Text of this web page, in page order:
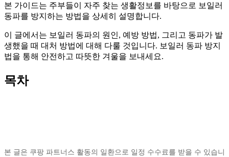
본 가이드는 주부들이 자주 찾는 생활정보를 바탕으로 보일러
동파를 방지하는 방법을 상세히 설명합니다.
이 글에서는 보일러 동파의 원인, 예방 방법, 그리고 동파가 발
생했을 때 대처 방법에 대해 다룰 것입니다. 보일러 동파 방지
법을 통해 안전하고 따뜻한 겨울을 보내세요.
목차
본 글은 쿠팡 파트너스 활동의 일환으로 일정 수수료를 받을 수 있습니